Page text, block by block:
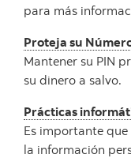
para más
Proteja su
Mantener su PIN
su dinero a salvo.
Prácticas
Es importante
la información